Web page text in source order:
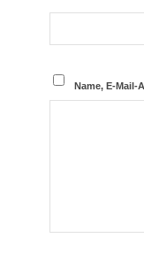
Name, E-Mail-